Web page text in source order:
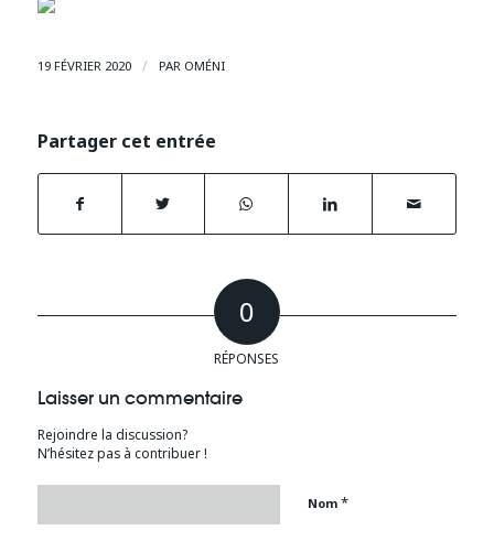
19 FÉVRIER 2020 / PAR OMÉNI
Partager cet entrée
0
RÉPONSES
Laisser un commentaire
Rejoindre la discussion?
N’hésitez pas à contribuer !
Nom *